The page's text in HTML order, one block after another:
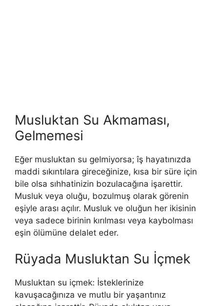
Musluktan Su Akmaması,
Gelmemesi
Eğer musluktan su gelmiyorsa; îş hayatınızda
maddi sıkıntılara gireceğinize, kısa bir süre için
bile olsa sıhhatinizin bozulacağına işarettir.
Musluk veya oluğu, bozulmuş olarak görenin
eşiyle arası açılır. Musluk ve oluğun her ikisinin
veya sadece birinin kırılması veya kay­bolması
eşin ölümüne delalet eder.
Rüyada Musluktan Su İçmek
Musluktan su içmek: İstekleri­nize
kavuşacağınıza ve mutlu bir yaşantınız